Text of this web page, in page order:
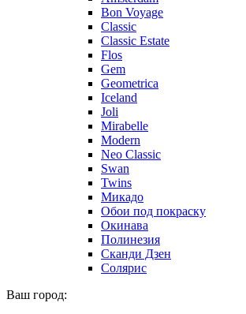
Bon Voyage
Classic
Classic Estate
Flos
Gem
Geometrica
Iceland
Joli
Mirabelle
Modern
Neo Classic
Swan
Twins
Микадо
Обои под покраску
Окинава
Полинезия
Сканди Дзен
Солярис
Ваш город: